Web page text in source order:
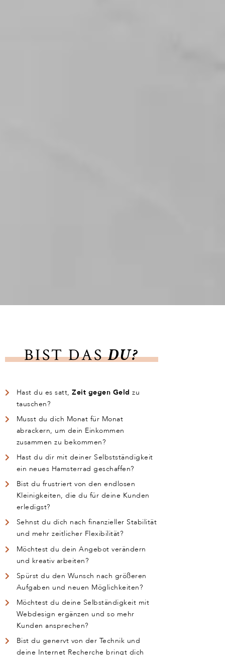
BIST DASDU?
Hast du es satt, Zeit gegen Geld zu
tauschen?
Musst du dich Monat für Monat
abrackern, um dein Einkommen
zusammen zu bekommen?
Hast du dir mit deiner Selbstständigkeit
ein neues Hamsterrad geschaffen?
Bist du frustriert von den endlosen
Kleinigkeiten, die du für deine Kunden
erledigst?
Sehnst du dich nach finanzieller Stabilität
und mehr zeitlicher Flexibilität?
Möchtest du dein Angebot verändern
und kreativ arbeiten?
Spürst du den Wunsch nach größeren
Aufgaben und neuen Möglichkeiten?
Möchtest du deine Selbständigkeit mit
Webdesign ergänzen und so mehr
Kunden ansprechen?
Bist du genervt von der Technik und
deine Internet Recherche bringt dich